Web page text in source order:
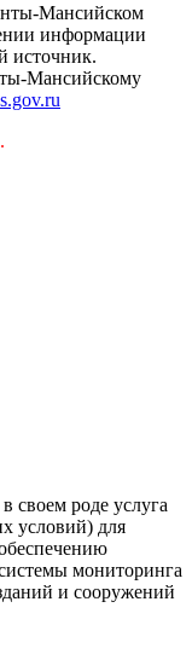
Мансийском
информации
источник.
Мансийскому
своем роде услуга
условий) для
мониторинга
и сооружений